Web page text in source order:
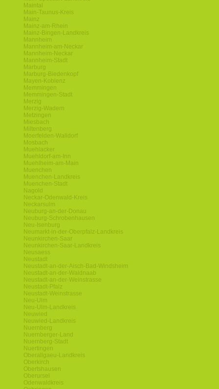
Maintal
Main-Taunus-Kreis
Mainz
Mainz-am-Rhein
Mainz-Bingen-Landkreis
Mannheim
Mannheim-am-Neckar
Mannheim-Neckar
Mannheim-Stadt
Marburg
Marburg-Biedenkopf
Mayen-Koblenz
Memmingen
Memmingen-Stadt
Merzig
Merzig-Wadern
Metzingen
Miesbach
Miltenberg
Moerfelden-Walldorf
Mosbach
Muehlacker
Muehldorf-am-Inn
Muehlheim-am-Main
Muenchen
Muenchen-Landkreis
Muenchen-Stadt
Nagold
Neckar-Odenwald-Kreis
Neckarsulm
Neuburg-an-der-Donau
Neuburg-Schrobenhausen
Neu-Isenburg
Neumarkt-in-der-Oberpfalz-Landkreis
Neunkirchen-Saar
Neunkirchen-Saar-Landkreis
Neusaess
Neustadt
Neustadt-an-der-Aisch-Bad-Windsheim
Neustadt-an-der-Waldnaab
Neustadt-an-der-Weinstrasse
Neustadt-Pfalz
Neustadt-Weinstrasse
Neu-Ulm
Neu-Ulm-Landkreis
Neuwied
Neuwied-Landkreis
Nuernberg
Nuernberger-Land
Nuernberg-Stadt
Nuertingen
Oberallgaeu-Landkreis
Oberkirch
Obertshausen
Oberursel
Odenwaldkreis